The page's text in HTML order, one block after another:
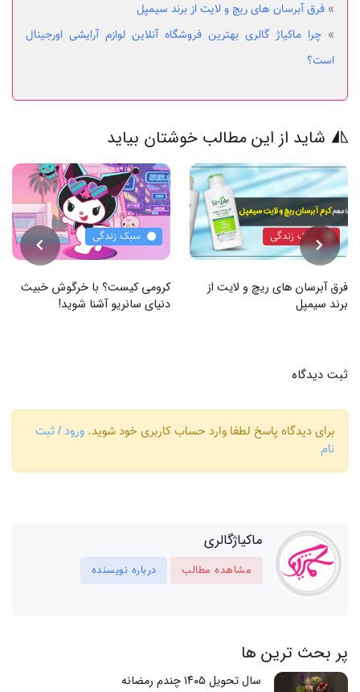
» فرق آبرسان های ریچ و لایت از برند سیمپل
» چرا ماکیاژ گالری بهترین فروشگاه آنلاین لوازم آرایشی اورجینال
است؟
شاید از این مطالب خوشتان بیاید
سبک زندگی
فرق آبرسان های ریچ و لایت از
برند سیمپل
سبک زندگی
کرومی کیست؟ با خرگوش خبیث
دنیای سانریو آشنا شوید!
ثبت دیدگاه
برای دیدگاه پاسخ لطفا وارد حساب کاربری خود شوید. ورود / ثبت
نام
ماکیاژگالری
مشاهده مطالب درباره نویسنده
پر بحث ترین ها
سال تحویل ۱۴۰۵ چندم رمضانه